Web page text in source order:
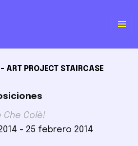
ART PROJECT STAIRCASE
Che Colè!
- 25 febrero 2014